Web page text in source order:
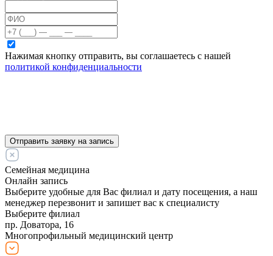
Нажимая кнопку отправить, вы соглашаетесь с нашей
политикой конфиденциальности
Отправить заявку на запись
Семейная медицина
Онлайн запись
Выберите удобные для Вас филиал и дату посещения, а наш
менеджер перезвонит и запишет вас к специалисту
Выберите филиал
пр. Доватора, 16
Многопрофильный медицинский центр